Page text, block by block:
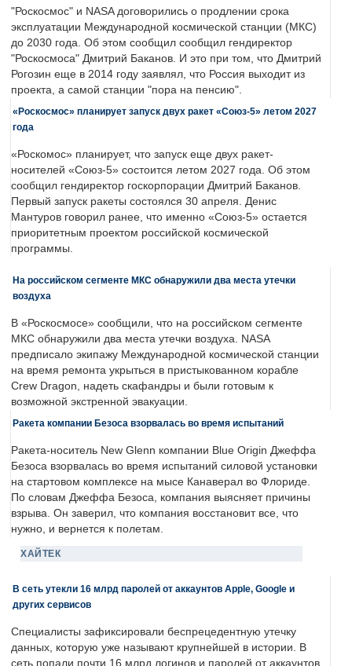
"Роскосмос" и NASA договорились о продлении срока
эксплуатации Международной космической станции (МКС)
до 2030 года. Об этом сообщил сообщил гендиректор
"Роскосмоса" Дмитрий Баканов. И это при том, что Дмитрий
Рогозин еще в 2014 году заявлял, что Россия выходит из
проекта, а самой станции "пора на пенсию".
«Роскосмос» планирует запуск двух ракет «Союз-5» летом 2027
года
«Роскомос» планирует, что запуск еще двух ракет-
носителей «Союз-5» состоится летом 2027 года. Об этом
сообщил гендиректор госкорпорации Дмитрий Баканов.
Первый запуск ракеты состоялся 30 апреля. Денис
Мантуров говорил ранее, что именно «Союз-5» остается
приоритетным проектом российской космической
программы.
На российском сегменте МКС обнаружили два места утечки
воздуха
В «Роскосмосе» сообщили, что на российском сегменте
МКС обнаружили два места утечки воздуха. NASA
предписало экипажу Международной космической станции
на время ремонта укрыться в пристыкованном корабле
Crew Dragon, надеть скафандры и были готовым к
возможной экстренной эвакуации.
Ракета компании Безоса взорвалась во время испытаний
Ракета-носитель New Glenn компании Blue Origin Джеффа
Безоса взорвалась во время испытаний силовой установки
на стартовом комплексе на мысе Канаверал во Флориде.
По словам Джеффа Безоса, компания выясняет причины
взрыва. Он заверил, что компания восстановит все, что
нужно, и вернется к полетам.
ХАЙТЕК
В сеть утекли 16 млрд паролей от аккаунтов Apple, Google и
других сервисов
Специалисты зафиксировали беспрецедентную утечку
данных, которую уже называют крупнейшей в истории. В
сеть попали почти 16 млрд логинов и паролей от аккаунтов